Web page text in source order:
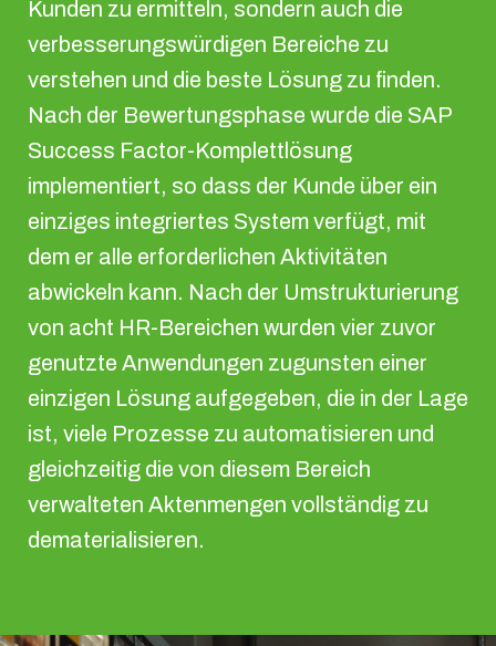
Kunden zu ermitteln, sondern auch die
verbesserungswürdigen Bereiche zu
verstehen und die beste Lösung zu finden.
Nach der Bewertungsphase wurde die SAP
Success Factor-Komplettlösung
implementiert, so dass der Kunde über ein
einziges integriertes System verfügt, mit
dem er alle erforderlichen Aktivitäten
abwickeln kann. Nach der Umstrukturierung
von acht HR-Bereichen wurden vier zuvor
genutzte Anwendungen zugunsten einer
einzigen Lösung aufgegeben, die in der Lage
ist, viele Prozesse zu automatisieren und
gleichzeitig die von diesem Bereich
verwalteten Aktenmengen vollständig zu
dematerialisieren.